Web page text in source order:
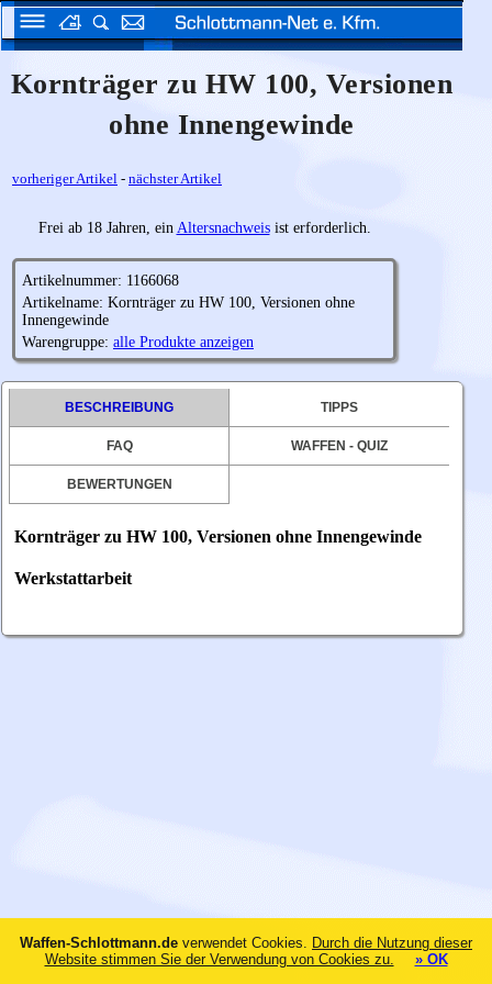
Kornträger zu HW 100, Versionen
ohne Innengewinde
vorheriger Artikel - nächster Artikel
Frei ab 18 Jahren, ein Altersnachweisist erforderlich.
Artikelnummer: 1166068
Artikelname: Kornträger zu HW 100, Versionen ohne
Innengewinde
Warengruppe: alle Produkte anzeigen
BESCHREIBUNG TIPPS
FAQ WAFFEN - QUIZ
BEWERTUNGEN
Kornträger zu HW 100, Versionen ohne Innengewinde
Werkstattarbeit
Waffen-Schlottmann.de verwendet Cookies. Durch die Nutzung dieser
Website stimmen Sie der Verwendung von Cookies zu.
» OK